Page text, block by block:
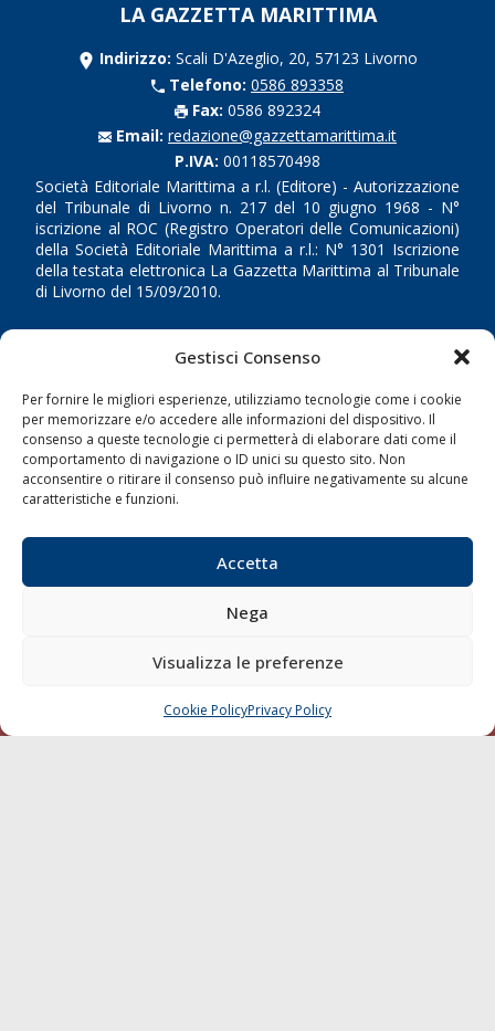
Gestisci Consenso
Per fornire le migliori esperienze, utilizziamo tecnologie come i cookie
per memorizzare e/o accedere alle informazioni del dispositivo. Il
consenso a queste tecnologie ci permetterà di elaborare dati come il
comportamento di navigazione o ID unici su questo sito. Non
acconsentire o ritirare il consenso può influire negativamente su alcune
caratteristiche e funzioni.
Accetta
Nega
Visualizza le preferenze
Cookie PolicyPrivacy Policy
LA GAZZETTA MARITTIMA
Indirizzo: Scali D'Azeglio, 20, 57123 Livorno
Telefono: 0586 893358
Fax: 0586 892324
Email: redazione@gazzettamarittima.it
P.IVA: 00118570498
Società Editoriale Marittima a r.l. (Editore) - Autorizzazione
del Tribunale di Livorno n. 217 del 10 giugno 1968 - N°
iscrizione al ROC (Registro Operatori delle Comunicazioni)
della Società Editoriale Marittima a r.l.: N° 1301 Iscrizione
della testata elettronica La Gazzetta Marittima al Tribunale
di Livorno del 15/09/2010.
Shipping
Porti/Interporti
Trasporti
Varie
Compagnie di Navigazione
Blue economy
Diporto
Chi siamo
CHIAMA SCRIVI